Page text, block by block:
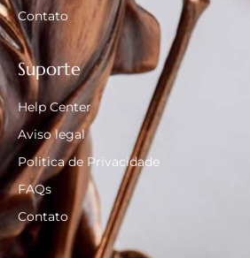
Contato
Suporte
Help Center
Aviso legal
Politica de Privacidade
FAQs
Contato